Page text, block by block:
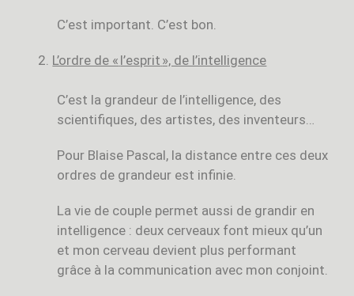
C’est important. C’est bon.
L’ordre de « l’esprit », de l’intelligence
C’est la grandeur de l’intelligence, des
scientifiques, des artistes, des inventeurs…
Pour Blaise Pascal, la distance entre ces deux
ordres de grandeur est infinie.
La vie de couple permet aussi de grandir en
intelligence : deux cerveaux font mieux qu’un
et mon cerveau devient plus performant
grâce à la communication avec mon conjoint.